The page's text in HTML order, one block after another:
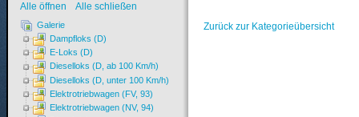
Zurück zur Kategorieübersicht
Alle öffnen Alle schließen
Galerie
Dampfloks (D)
E-Loks (D)
Dieselloks (D, ab 100 Km/h)
Dieselloks (D, unter 100 Km/h)
Elektrotriebwagen (FV, 93)
Elektrotriebwagen (NV, 94)